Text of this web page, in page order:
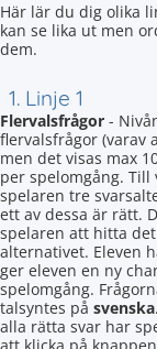
Här lär du dig olika
kan se lika ut men
dem.
1. Linje 1
Flervalsfrågor -
flervalsfrågor (varav
men det visas max
per spelomgång.
spelaren tre
ett av dessa är rätt.
spelaren att hitta
alternativet. Eleven
ger eleven en ny
spelomgång.
talsyntes på svenska
alla rätta svar har